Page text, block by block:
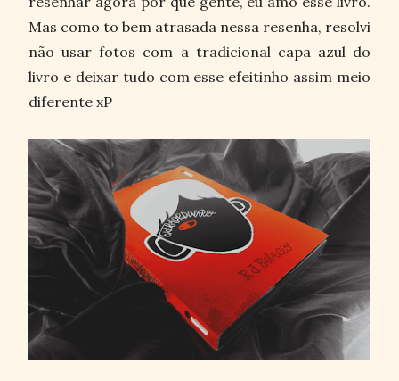
Mas como to bem atrasada nessa resenha, resolvi
não usar fotos com a tradicional capa azul do
livro e deixar tudo com esse efeitinho assim meio
diferente xP